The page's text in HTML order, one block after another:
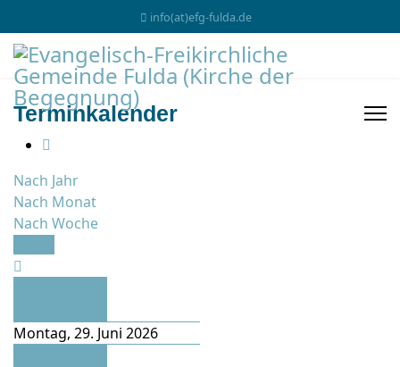
info(at)efg-fulda.de
Terminkalender
Nach Jahr
Nach Monat
Nach Woche
Montag, 29. Juni 2026